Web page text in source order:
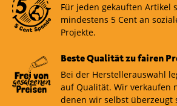
Für jeden gekauften Artikel
mindestens 5 Cent an
Projekte.
Beste Qualität zu fairen
Bei der Herstellerauswahl
auf Qualität. Wir verkaufen
denen wir selbst überzeugt